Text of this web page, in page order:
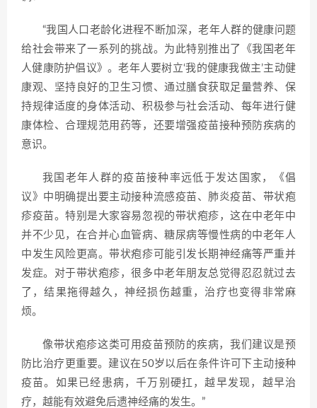
“我国人口老龄化进程不断加深，老年人群的健康问题
给社会带来了一系列的挑战。为此特别推出了《我国老年
人健康防护倡议》。老年人要树立‘我的健康我做主’主动健
康观、坚持良好的卫生习惯、通过膳食获取足量营养、保
持规律适度的身体活动、积极参与社会活动、每年进行健
康体检、合理规范用药等，还要增强疫苗接种预防疾病的
意识。
我国老年人群的疫苗接种率远低于发达国家，《倡
议》中明确提出要主动接种流感疫苗、肺炎疫苗、带状疱
疹疫苗。特别是大家容易忽视的带状疱疹，这在中老年中
并不少见，在合并心血管病、糖尿病等慢性病的中老年人
中发生风险更高。带状疱疹可能引发长期神经痛等严重并
发症。对于带状疱疹，很多中老年朋友总觉得忍忍就过去
了，结果拖得越久，神经损伤越重，治疗也变得非常麻
烦。
像带状疱疹这类可用疫苗预防的疾病，我们建议是预
防比治疗更重要。建议在50岁以后在条件许可下主动接种
疫苗。如果已经患病，千万别硬扛，越早发现，越早治
疗，越能有效避免后遗神经痛的发生。”